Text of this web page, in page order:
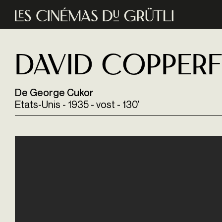
Aller au contenu principal
David
De George Cukor
Etats-Unis - 1935 - vost - 130'